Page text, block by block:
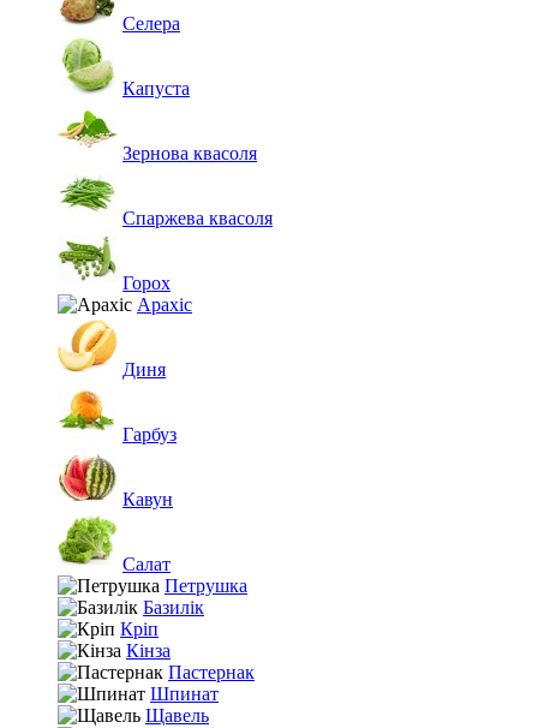
Селера
Капуста
Зернова квасоля
Спаржева квасоля
Горох
Арахіс
Диня
Гарбуз
Кавун
Салат
Петрушка
Базилік
Кріп
Кінза
Пастернак
Шпинат
Щавель